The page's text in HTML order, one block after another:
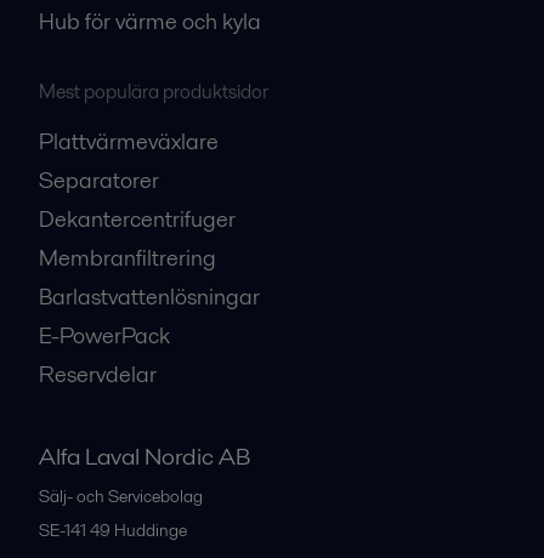
Hub för värme och kyla
Mest populära produktsidor
Plattvärmeväxlare
Separatorer
Dekantercentrifuger
Membranfiltrering
Barlastvattenlösningar
E-PowerPack
Reservdelar
Alfa Laval Nordic AB
Sälj- och Servicebolag
SE-141 49 Huddinge